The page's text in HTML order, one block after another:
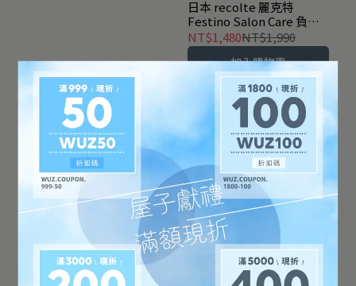
日本 recolte 麗克特
Festino Salon Care 負離
子輕便梳 SMHB-028-共2
色
NT$1,480NT$1,990
加入購物車
日本 recolte 麗克特
Festino Salon Care 負離
子造型梳 SMHB-027-共2
NT$1,680NT$2,190
日本recolte麗克特
Festino 3in1 美顏修容器
SMHB-031-白
NT$1,780NT$2,690